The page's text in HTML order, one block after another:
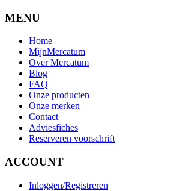
MENU
Home
MijnMercatum
Over Mercatum
Blog
FAQ
Onze producten
Onze merken
Contact
Adviesfiches
Reserveren voorschrift
ACCOUNT
Inloggen/Registreren